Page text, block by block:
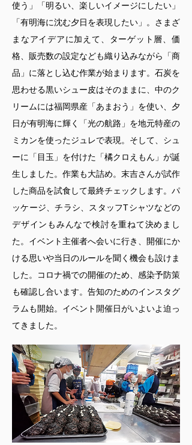
使う」「明るい、楽しいイメージにしたい」
「有明海に沈む夕日を表現したい」。さまざ
まなアイデアに加えて、ターゲット層、価
格、販売数の設定なども織り込みながら「商
品」に落とし込む作業が始まります。石炭を
思わせる黒いシュー皮はそのままに、中のク
リームには福岡県産「あまおう」を使い、夕
日が有明海に輝く「光の航路」を地元特産の
ミカンを使ったジュレで表現。そして、シュ
ーに「目玉」を付けた「橘クロえもん」が誕
生しました。作業も大詰め。末吉さんが試作
した商品を試食して最終チェックします。パ
ッケージ、チラシ、スタッフTシャツなどの
デザインもみんなで検討を重ねて決めまし
た。イベント主催者へ会いに行き、開催にか
ける思いや当日のルールを聞く機会も設けま
した。コロナ禍での開催のため、感染予防策
も確認し合います。告知のためのインスタグ
ラムも開始。イベント開催日がいよいよ迫っ
てきました。